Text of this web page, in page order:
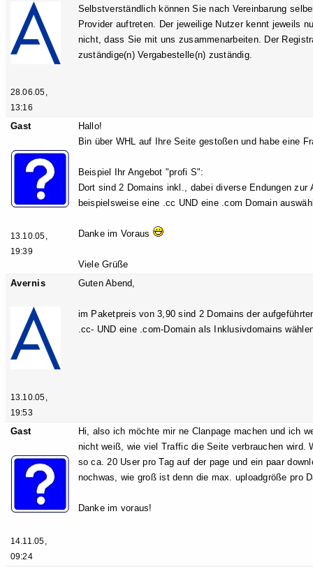
28.06.05,
13:16
Selbstverständlich können Sie nach Vereinbarung
Provider auftreten. Der jeweilige Nutzer kennt jeweils
nicht, dass Sie mit uns zusammenarbeiten. Der
zuständige(n) Vergabestelle(n) zuständig.
Gast
13.10.05,
19:39
Hallo!
Bin über WHL auf Ihre Seite gestoßen und habe eine
Beispiel Ihr Angebot "profi S":
Dort sind 2 Domains inkl., dabei diverse Endungen
beispielsweise eine .cc UND eine .com Domain
Danke im Voraus
Viele Grüße
Avernis
13.10.05,
19:53
Guten Abend,
im Paketpreis von 3,90 sind 2 Domains der
.cc- UND eine .com-Domain als Inklusivdomains
Gast
14.11.05,
09:24
Hi, also ich möchte mir ne Clanpage machen und ich
nicht weiß, wie viel Traffic die Seite verbrauchen wird.
so ca. 20 User pro Tag auf der page und ein paar
nochwas, wie groß ist denn die max. uploadgröße pro
Danke im voraus!